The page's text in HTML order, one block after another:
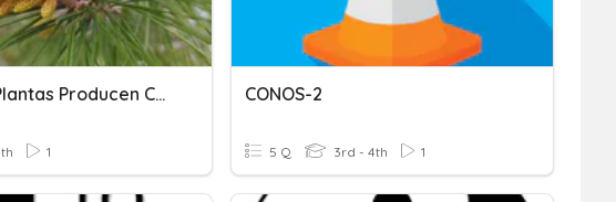
3. Algunas Plantas Producen Conos
1
CONOS-2
5 Q 3rd - 4th 1